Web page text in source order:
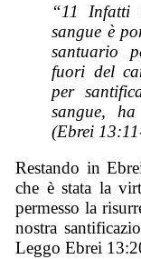
“11
sangue è
santuario
fuori del
per
sangue,
(Ebrei
Restando in
che è stata la
permesso la
nostra
Leggo Ebrei